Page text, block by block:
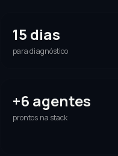
15 dias
para diagnóstico
+6 agentes
prontos na stack